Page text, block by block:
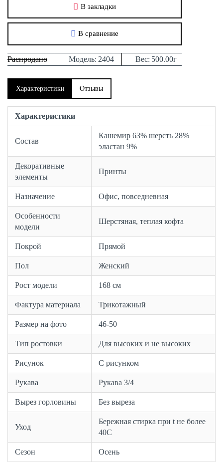
Распродано Модель: 2404 Вес: 500.00г
В закладки
В сравнение
Характеристики Отзывы
Характеристики
Состав
Кашемир 63% шерсть 28%
эластан 9%
Декоративные
элементы
Принты
Назначение Офис, повседневная
Особенности
модели
Шерстяная, теплая кофта
Покрой Прямой
Пол Женский
Рост модели 168 см
Фактура материала Трикотажный
Размер на фото 46-50
Тип ростовки Для высоких и не высоких
Рисунок С рисунком
Рукава Рукава 3/4
Вырез горловины Без выреза
Уход
Бережная стирка при t не более
40С
Сезон Осень